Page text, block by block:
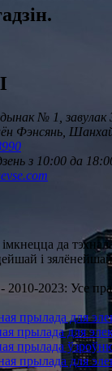
№ 1, завулак
Фэнсянь,
з 10:00 да
да
і
2010-2023: Усе
прылада для
прылада для
прылада
прылада для